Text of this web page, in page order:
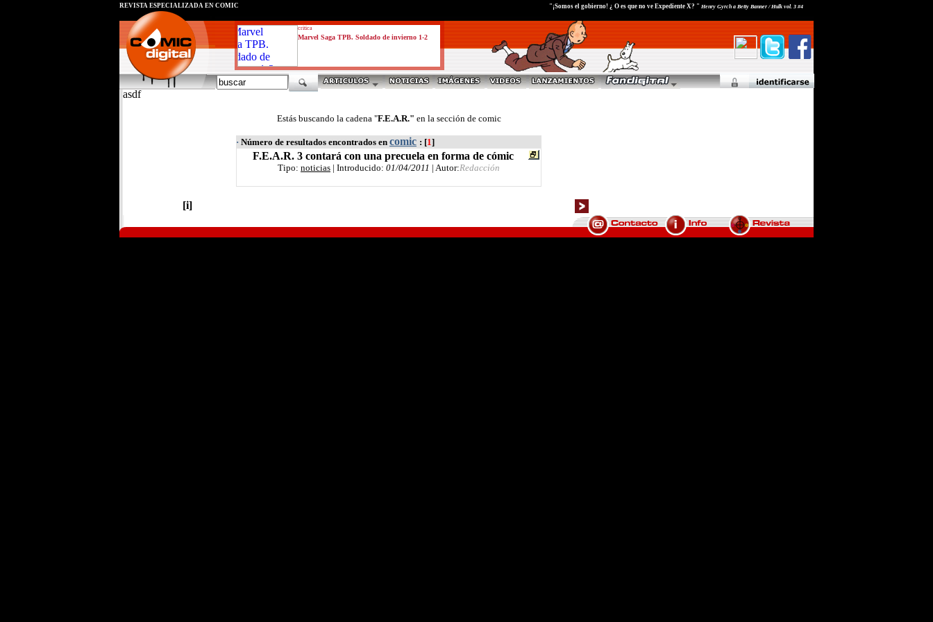
critica
Marvel Saga TPB. Soldado de invierno 1-2
REVISTA ESPECIALIZADA EN CÓMIC "¡Somos el gobierno! ¿ O es que no ve Expediente X? " Henry Gyrch a Betty Banner / Hulk vol. 3 #4
asdf
Estás buscando la cadena "F.E.A.R." en la sección de comic
· Número de resultados encontrados en comic : [1]
F.E.A.R. 3 contará con una precuela en forma de cómic
Tipo: noticias | Introducido: 01/04/2011 | Autor:Redacción
[i]